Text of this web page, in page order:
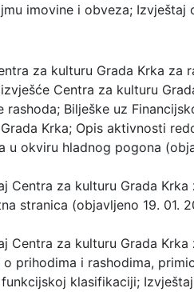
imovine i obveza; Izvještaj
za kulturu Grada Krka za
izvješće Centra za kulturu
rashoda; Bilješke uz
Krka; Opis aktivnosti
u okviru hladnog pogona
Centra za kulturu Grada Krka
stranica (objavljeno 19. 01.
Centra za kulturu Grada Krka
o prihodima i rashodima,
klasifikaciji;